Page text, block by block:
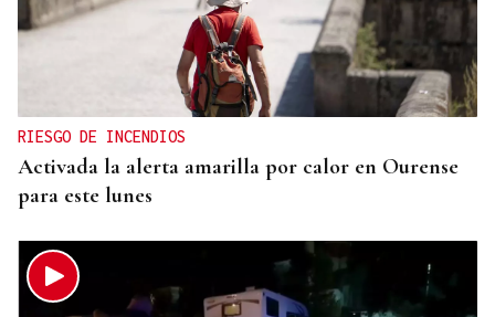
RIESGO DE INCENDIOS
Activada la alerta amarilla por calor en Ourense
para este lunes